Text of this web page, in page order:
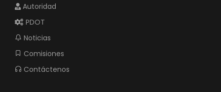
Autoridad
PDOT
Noticias
Comisiones
Contáctenos